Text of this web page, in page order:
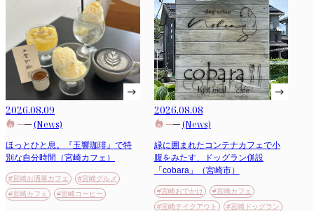
2026.08.09
(News)
ほっとひと息。『玉響珈琲』で特
別な自分時間（宮崎カフェ）
#宮崎お洒落カフェ
#宮崎グルメ
#宮崎カフェ
#宮崎コーヒー
2026.08.08
(News)
緑に囲まれたコンテナカフェで小
腹をみたす、ドッグラン併設
「cobara」（宮崎市）
#宮崎おでかけ
#宮崎カフェ
#宮崎テイクアウト
#宮崎ドッグラン